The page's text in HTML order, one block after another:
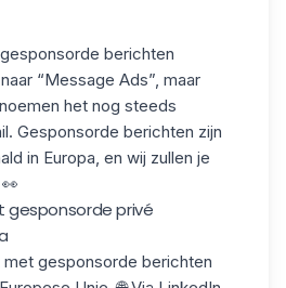
berichten
“Message Ads”, maar
het nog steeds
Gesponsorde berichten zijn
in Europa, en wij zullen je
gesponsorde privé
gesponsorde berichten